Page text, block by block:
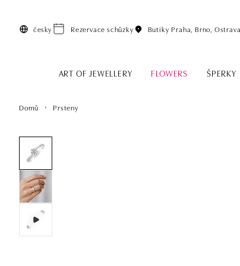
česky Rezervace schůzky Butiky Praha, Brno, Ostrava
ART OF JEWELLERY FLOWERS ŠPERKY
Domů Prsteny